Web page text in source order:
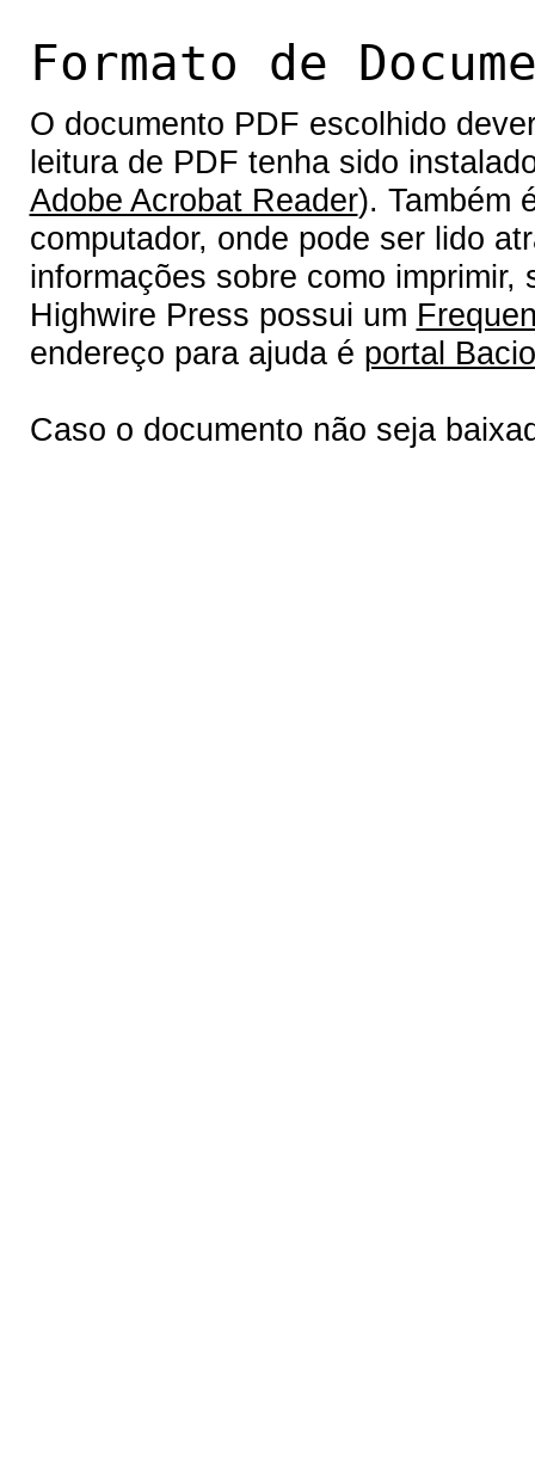
Formato de
O documento PDF escolhido
leitura de PDF tenha sido
Adobe Acrobat Reader). Também
computador, onde pode ser lido
informações sobre como
Highwire Press possui um
endereço para ajuda é portal
Caso o documento não seja